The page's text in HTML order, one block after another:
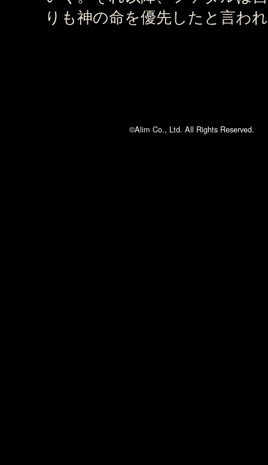
りも神の命を優先したと言わ
©Alim Co., Ltd. All Rights Reserved.